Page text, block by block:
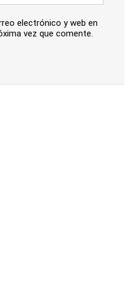
electrónico y web en
vez que comente.